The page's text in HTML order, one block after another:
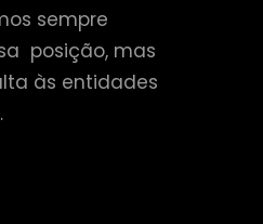
sempre
posição, mas
às entidades